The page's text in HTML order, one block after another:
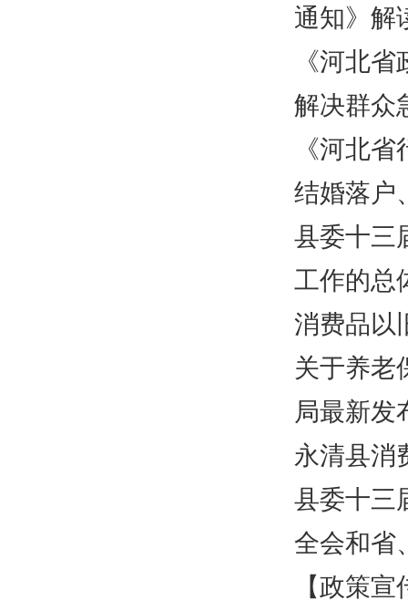
通知》解
《河北
解决群众
《河北
结婚落户
县委十三
工作的总
消费品以
关于养
局最新发
永清县消
县委十三
全会和省
【政策